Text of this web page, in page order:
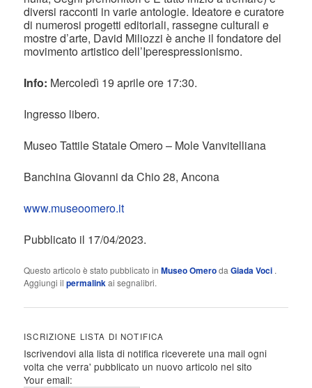
diversi racconti in varie antologie. Ideatore e curatore
di numerosi progetti editoriali, rassegne culturali e
mostre d’arte, David Miliozzi è anche il fondatore del
movimento artistico dell’Iperespressionismo.
Info: Mercoledì 19 aprile ore 17:30.
Ingresso libero.
Museo Tattile Statale Omero – Mole Vanvitelliana
Banchina Giovanni da Chio 28, Ancona
www.museoomero.it
Pubblicato il 17/04/2023.
Questo articolo è stato pubblicato inMuseo OmerodaGiada Voci .
Aggiungi ilpermalinkai segnalibri.
ISCRIZIONE LISTA DI NOTIFICA
Iscrivendovi alla lista di notifica riceverete una mail ogni
volta che verra' pubblicato un nuovo articolo nel sito
Your email: